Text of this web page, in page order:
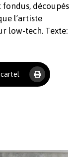
vide.
découpés
l’artiste
low-tech. Texte:
cartel